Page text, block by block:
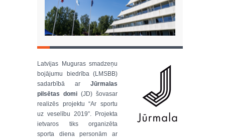
Latvijas Muguras smadzeņu
bojājumu biedrība (LMSBB)
sadarbībā ar Jūrmalas
pilsētas domi (JD) šovasar
realizēs projektu “Ar sportu
uz veselību 2019”. Projekta
ietvaros tiks organizēta
sporta diena personām ar